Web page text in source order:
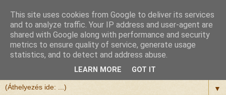
Félix atya
Szeretettel köszöntöm a honlapomra ellátogatót.
▼
This site uses cookies from Google to deliver its services
and to analyze traffic. Your IP address and user-agent are
shared with Google along with performance and security
metrics to ensure quality of service, generate usage
statistics, and to detect and address abuse.
LEARN MORE GOT IT